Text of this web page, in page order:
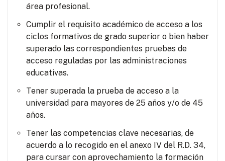
área profesional.
Cumplir el requisito académico de acceso a los
ciclos formativos de grado superior o bien haber
superado las correspondientes pruebas de
acceso reguladas por las administraciones
educativas.
Tener superada la prueba de acceso a la
universidad para mayores de 25 años y/o de 45
años.
Tener las competencias clave necesarias, de
acuerdo a lo recogido en el anexo IV del R.D. 34,
para cursar con aprovechamiento la formación